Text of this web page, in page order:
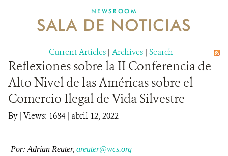
MECANISMO DE ATENCIÓN DE QUEJAS Y RECLAMOS
DONA
NEWSROOM
SALA DE NOTICIAS
Current Articles | Archives | Search
Reflexiones sobre la II Conferencia de
Alto Nivel de las Américas sobre el
Comercio Ilegal de Vida Silvestre
By| Views: 1684 | abril 12, 2022
Por: Adrian Reuter, areuter@wcs.org